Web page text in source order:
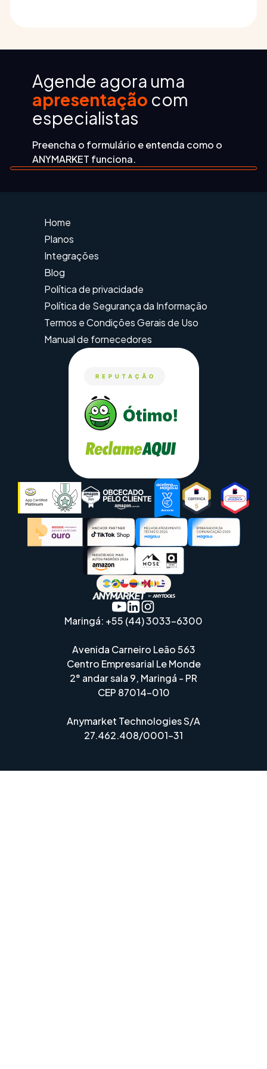
prazos e possíveis
cancelamento.
Agende agora uma
apresentação com
especialistas
Preencha o formulário e entenda como o
ANYMARKET funciona.
Home
Planos
Integrações
Blog
Política de privacidade
Política de Segurança da Informação
Termos e Condições Gerais de Uso
Manual de fornecedores
Maringá: +55 (44) 3033-6300
Avenida Carneiro Leão 563
Centro Empresarial Le Monde
2° andar sala 9, Maringá - PR
CEP 87014-010
Anymarket Technologies S/A
27.462.408/0001-31